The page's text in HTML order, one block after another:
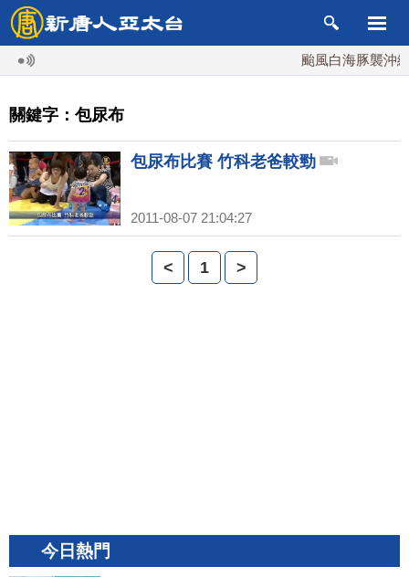
颱風白海豚襲沖繩
關鍵字：包尿布
包尿布比賽 竹科老爸較勁
2011-08-07 21:04:27
< 1 >
今日熱門